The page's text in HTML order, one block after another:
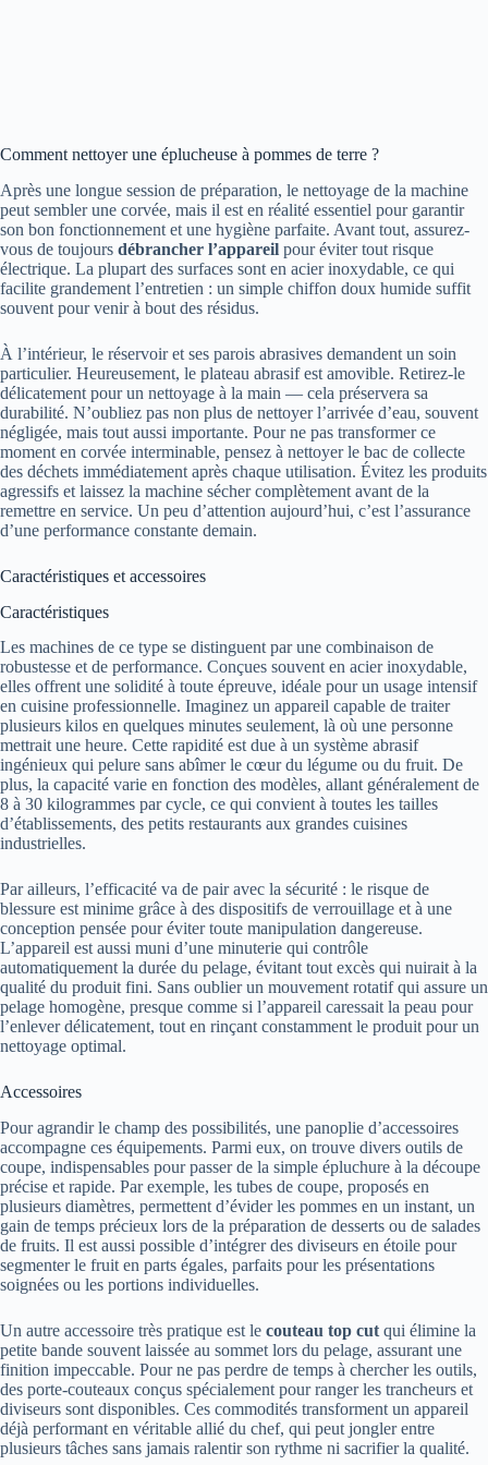
Comment nettoyer une éplucheuse à pommes de terre ?
Après une longue session de préparation, le nettoyage de la machine
peut sembler une corvée, mais il est en réalité essentiel pour garantir
son bon fonctionnement et une hygiène parfaite. Avant tout, assurez-
vous de toujours débrancher l’appareil pour éviter tout risque
électrique. La plupart des surfaces sont en acier inoxydable, ce qui
facilite grandement l’entretien : un simple chiffon doux humide suffit
souvent pour venir à bout des résidus.
À l’intérieur, le réservoir et ses parois abrasives demandent un soin
particulier. Heureusement, le plateau abrasif est amovible. Retirez-le
délicatement pour un nettoyage à la main — cela préservera sa
durabilité. N’oubliez pas non plus de nettoyer l’arrivée d’eau, souvent
négligée, mais tout aussi importante. Pour ne pas transformer ce
moment en corvée interminable, pensez à nettoyer le bac de collecte
des déchets immédiatement après chaque utilisation. Évitez les produits
agressifs et laissez la machine sécher complètement avant de la
remettre en service. Un peu d’attention aujourd’hui, c’est l’assurance
d’une performance constante demain.
Caractéristiques et accessoires
Caractéristiques
Les machines de ce type se distinguent par une combinaison de
robustesse et de performance. Conçues souvent en acier inoxydable,
elles offrent une solidité à toute épreuve, idéale pour un usage intensif
en cuisine professionnelle. Imaginez un appareil capable de traiter
plusieurs kilos en quelques minutes seulement, là où une personne
mettrait une heure. Cette rapidité est due à un système abrasif
ingénieux qui pelure sans abîmer le cœur du légume ou du fruit. De
plus, la capacité varie en fonction des modèles, allant généralement de
8 à 30 kilogrammes par cycle, ce qui convient à toutes les tailles
d’établissements, des petits restaurants aux grandes cuisines
industrielles.
Par ailleurs, l’efficacité va de pair avec la sécurité : le risque de
blessure est minime grâce à des dispositifs de verrouillage et à une
conception pensée pour éviter toute manipulation dangereuse.
L’appareil est aussi muni d’une minuterie qui contrôle
automatiquement la durée du pelage, évitant tout excès qui nuirait à la
qualité du produit fini. Sans oublier un mouvement rotatif qui assure un
pelage homogène, presque comme si l’appareil caressait la peau pour
l’enlever délicatement, tout en rinçant constamment le produit pour un
nettoyage optimal.
Accessoires
Pour agrandir le champ des possibilités, une panoplie d’accessoires
accompagne ces équipements. Parmi eux, on trouve divers outils de
coupe, indispensables pour passer de la simple épluchure à la découpe
précise et rapide. Par exemple, les tubes de coupe, proposés en
plusieurs diamètres, permettent d’évider les pommes en un instant, un
gain de temps précieux lors de la préparation de desserts ou de salades
de fruits. Il est aussi possible d’intégrer des diviseurs en étoile pour
segmenter le fruit en parts égales, parfaits pour les présentations
soignées ou les portions individuelles.
Un autre accessoire très pratique est le couteau top cut qui élimine la
petite bande souvent laissée au sommet lors du pelage, assurant une
finition impeccable. Pour ne pas perdre de temps à chercher les outils,
des porte-couteaux conçus spécialement pour ranger les trancheurs et
diviseurs sont disponibles. Ces commodités transforment un appareil
déjà performant en véritable allié du chef, qui peut jongler entre
plusieurs tâches sans jamais ralentir son rythme ni sacrifier la qualité.